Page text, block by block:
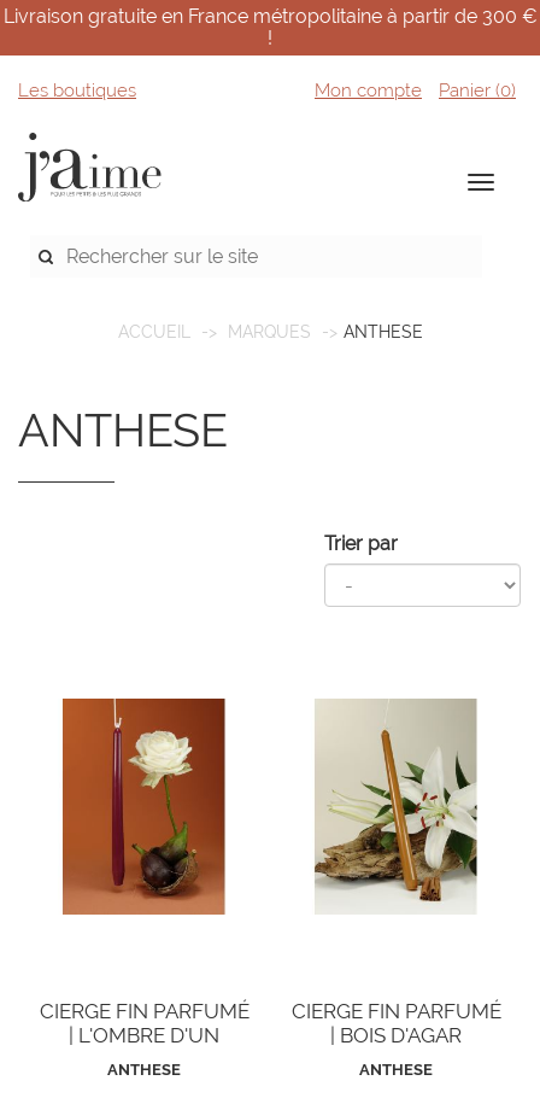
Livraison gratuite en France métropolitaine à partir de 300 €
!
Les boutiques Mon compte Panier (0)
ACCUEIL MARQUES ANTHESE
ANTHESE
Trier par
CIERGE FIN PARFUMÉ
| L'OMBRE D'UN
FIGUIER
ANTHESE
CIERGE FIN PARFUMÉ
| BOIS D'AGAR
ANTHESE